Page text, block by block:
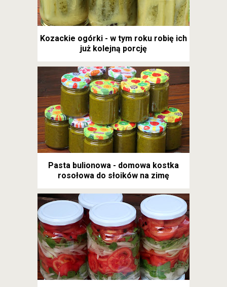
Kozackie ogórki - w tym roku robię ich
już kolejną porcję
Pasta bulionowa - domowa kostka
rosołowa do słoików na zimę